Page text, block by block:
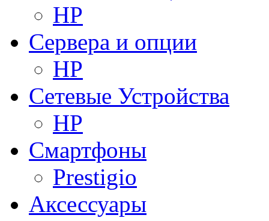
HP
Сервера и опции
HP
Сетевые Устройства
HP
Смартфоны
Prestigio
Аксессуары